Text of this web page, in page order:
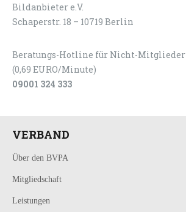
Bildanbieter e.V.
Schaperstr. 18 – 10719 Berlin
Beratungs-Hotline für Nicht-Mitglieder
(0,69 EURO/Minute)
09001 324 333
VERBAND
Über den BVPA
Mitgliedschaft
Leistungen